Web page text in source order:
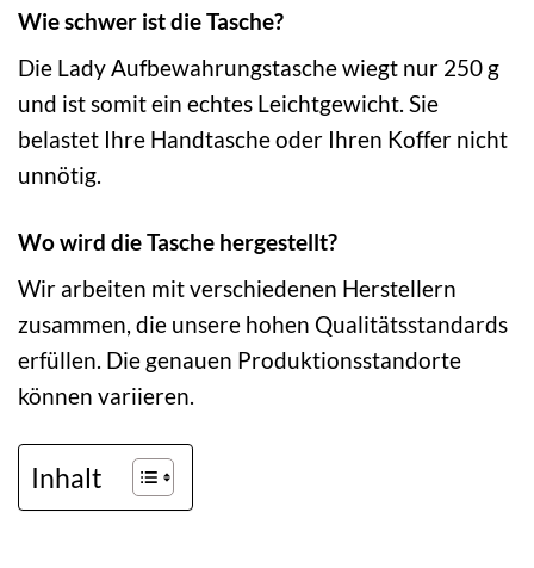
Wie schwer ist die Tasche?
Die Lady Aufbewahrungstasche wiegt nur 250 g
und ist somit ein echtes Leichtgewicht. Sie
belastet Ihre Handtasche oder Ihren Koffer nicht
unnötig.
Wo wird die Tasche hergestellt?
Wir arbeiten mit verschiedenen Herstellern
zusammen, die unsere hohen Qualitätsstandards
erfüllen. Die genauen Produktionsstandorte
können variieren.
Inhalt